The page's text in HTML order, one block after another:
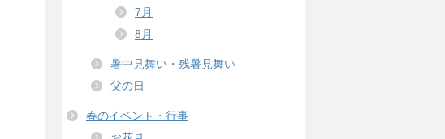
7月
8月
暑中見舞い・残暑見舞い
父の日
春のイベント・行事